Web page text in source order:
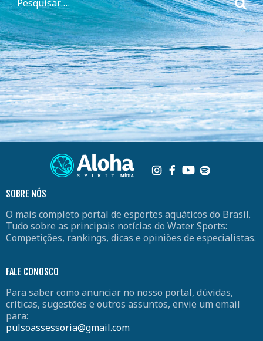
SOBRE NÓS
O mais completo portal de esportes aquáticos do Brasil.
Tudo sobre as principais notícias do Water Sports:
Competições, rankings, dicas e opiniões de especialistas.
FALE CONOSCO
Para saber como anunciar no nosso portal, dúvidas,
críticas, sugestões e outros assuntos, envie um email
para:
pulsoassessoria@gmail.com